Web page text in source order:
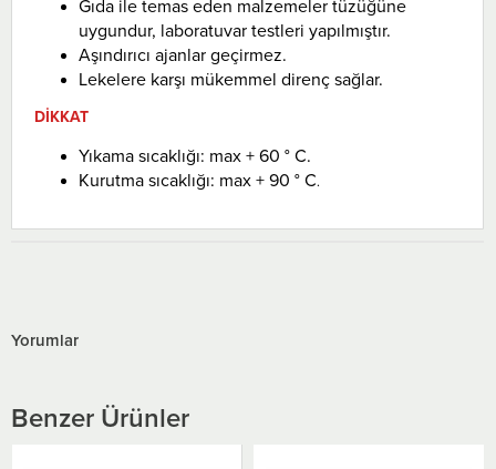
Gıda ile temas eden malzemeler tüzüğüne
uygundur, laboratuvar testleri yapılmıştır.
Aşındırıcı ajanlar geçirmez.
Lekelere karşı mükemmel direnç sağlar.
DİKKAT
Yıkama sıcaklığı: max + 60 ° C.
Kurutma sıcaklığı: max + 90 ° C.
Yorumlar
Benzer Ürünler